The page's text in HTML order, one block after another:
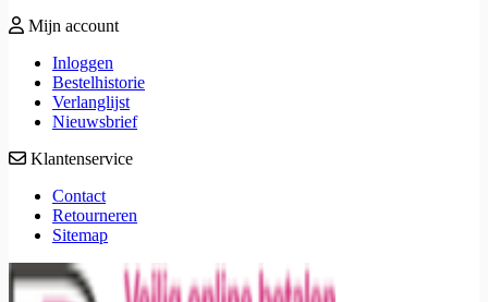
Mijn account
Inloggen
Bestelhistorie
Verlanglijst
Nieuwsbrief
Klantenservice
Contact
Retourneren
Sitemap